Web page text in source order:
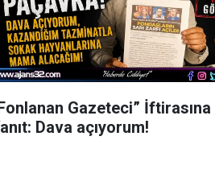
Gazeteci”
Dava açıyorum!